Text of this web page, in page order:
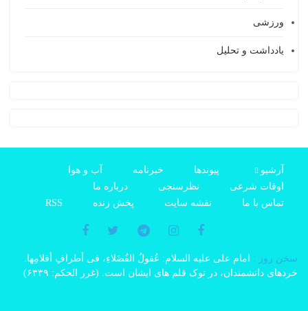
ورزشی
یادداشت و تحلیل
آرشیو پیوندها خبرنامه
آب و هوا
اوقات شرعی
نظرسنجی
درباره ما
تماس با ما
نقشه سایت پخش زنده RSS
سخن روز : امام على علیه السلام: عُقولُ الفُضَلاءِ، فی أطرافِ أقلامِها.
خردهاى دانشمندان، در نوک قلم هاى ایشان است. (غرر الحکم: ۶۳۳۹)